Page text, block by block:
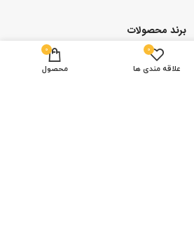
برند محصولات
0
علاقه مندی ها
0
محصول